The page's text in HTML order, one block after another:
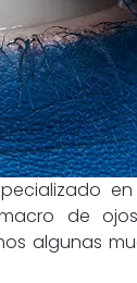
de
algunas